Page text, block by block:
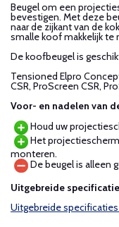
Beugel om een
bevestigen. Met deze
naar de zijkant van de
smalle koof makkelijk te
De koofbeugel is
Tensioned Elpro
CSR, ProScreen CSR,
Voor- en nadelen van
Houd uw
Het
monteren.
De beugel is alleen
Uitgebreide
Uitgebreide